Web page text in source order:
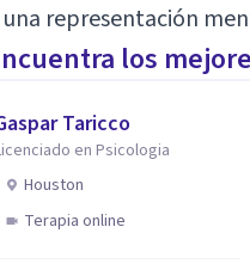
representación
los
Taricco
en Psicologia
Houston
Terapia online